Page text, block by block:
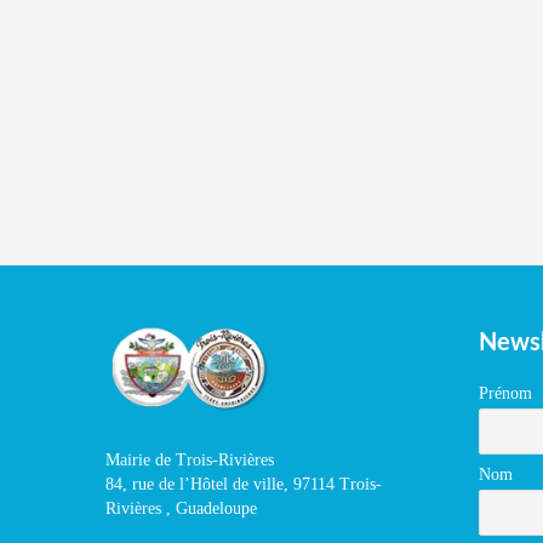
Mairie de Trois-Rivières
84, rue de l’Hôtel de ville, 97114 Trois-
Rivières , Guadeloupe
Prénom
Nom